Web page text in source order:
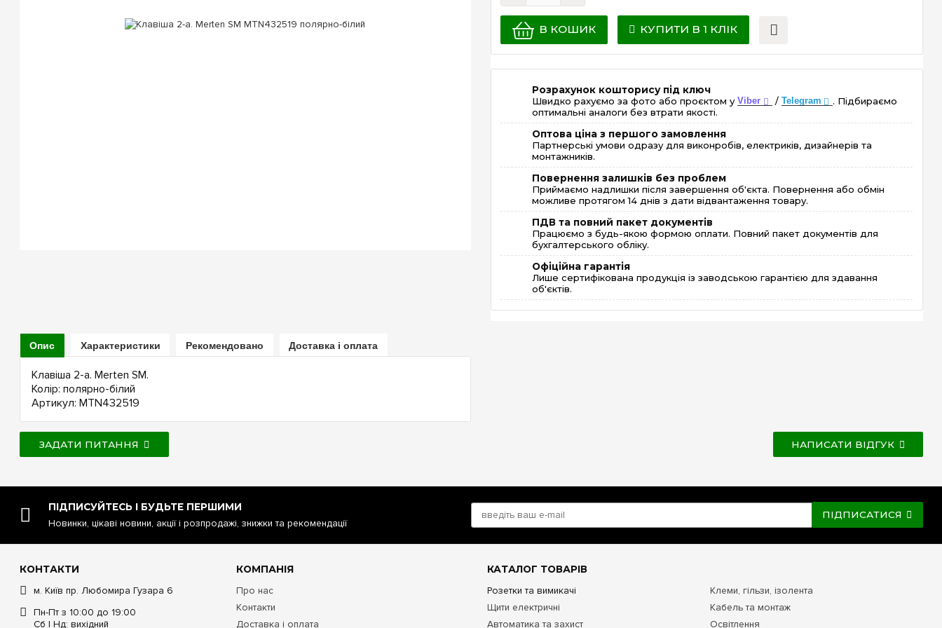
В КОШИК КУПИТИ В 1 КЛІК
Розрахунок кошторису під ключ
Швидко рахуємо за фото або проєктом уViber / Telegram
. Підбираємо
оптимальні аналоги без втрати якості.
Оптова ціна з першого замовлення
Партнерські умови одразу для виконробів, електриків, дизайнерів та
монтажників.
Повернення залишків без проблем
Приймаємо надлишки після завершення об'єкта. Повернення або обмін
можливе протягом 14 днів з дати відвантаження товару.
ПДВ та повний пакет документів
Працюємо з будь-якою формою оплати. Повний пакет документів для
бухгалтерського обліку.
Офіційна гарантія
Лише сертифікована продукція із заводською гарантією для здавання
об'єктів.
Опис Характеристики Рекомендовано Доставка і оплата
Клавіша 2-а. Merten SM.
Колір: полярно-білий
Артикул: MTN432519
ЗАДАТИ ПИТАННЯ НАПИСАТИ ВІДГУК
ПІДПИСУЙТЕСЬ І БУДЬТЕ ПЕРШИМИ
Новинки, цікаві новини, акції і розпродажі, знижки та рекомендації
ПІДПИСАТИСЯ
КОНТАКТИ
м. Київ пр. Любомира Гузара 6
Пн-Пт з 10:00 до 19:00
Сб | Нд: вихідний
КОМПАНІЯ
Про нас
Контакти
Доставка і оплата
КАТАЛОГ ТОВАРІВ
Розетки та вимикачі
Щити електричні
Автоматика та захист
Клеми, гільзи, ізолента
Кабель та монтаж
Освітлення